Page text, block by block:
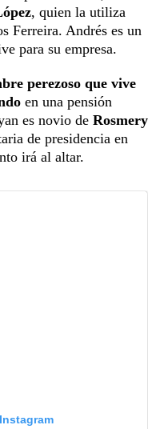
, quien la utiliza
Ferreira. Andrés es un
para su empresa.
perezoso que vive
en una pensión
es novio de Rosmery
de presidencia en
irá al altar.